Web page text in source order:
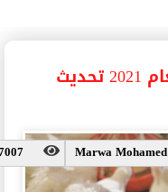
اسعار الدواجن في مصر لعام 2021 تحديث
Marwa Mohamed